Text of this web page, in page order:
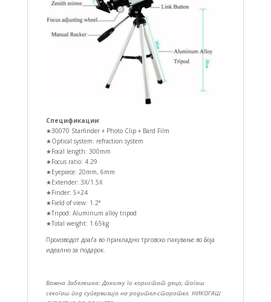
Спецификации:
★30070 Starfinder + Photo Clip + Bard Film
★Optical system: refraction system
★Focal length: 300mm
★Focus ratio: 4.29
★Eyepiece: 20mm, 6mm
★Extender: 3X/1.5X
★Finder: 5×24
★Field of view: 1.2°
★Tripod: Aluminum alloy tripod
★Total weight: 1.65kg
Производот доаѓа во прикладно трговско пакување во боја
идеално за подарок.
Важна Забелешка: Доколку го користат деца, тогаш
секогаш под супервизија на родител-старател. НИКОГАШ